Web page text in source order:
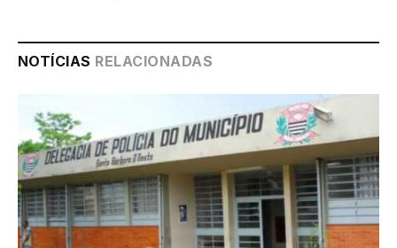
NOTÍCIAS RELACIONADAS